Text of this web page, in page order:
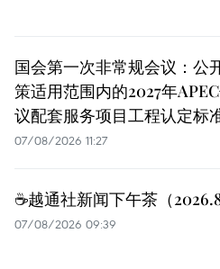
国会第一次非常规会议：公
策适用范围内的2027年
议配套服务项目工程认定标
07/08/2026 11:27
☕️越通社新闻下午茶（
07/08/2026 09:39